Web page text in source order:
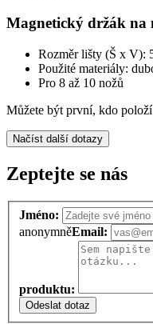
Magnetický držák na
Rozměr lišty (Š x V):
Použité materiály:
Pro 8 až 10 nožů
Můžete být první, kdo
Načíst další dotazy
Zeptejte se nás
Jméno:
anonymněEmail:
produktu:
Odeslat dotaz